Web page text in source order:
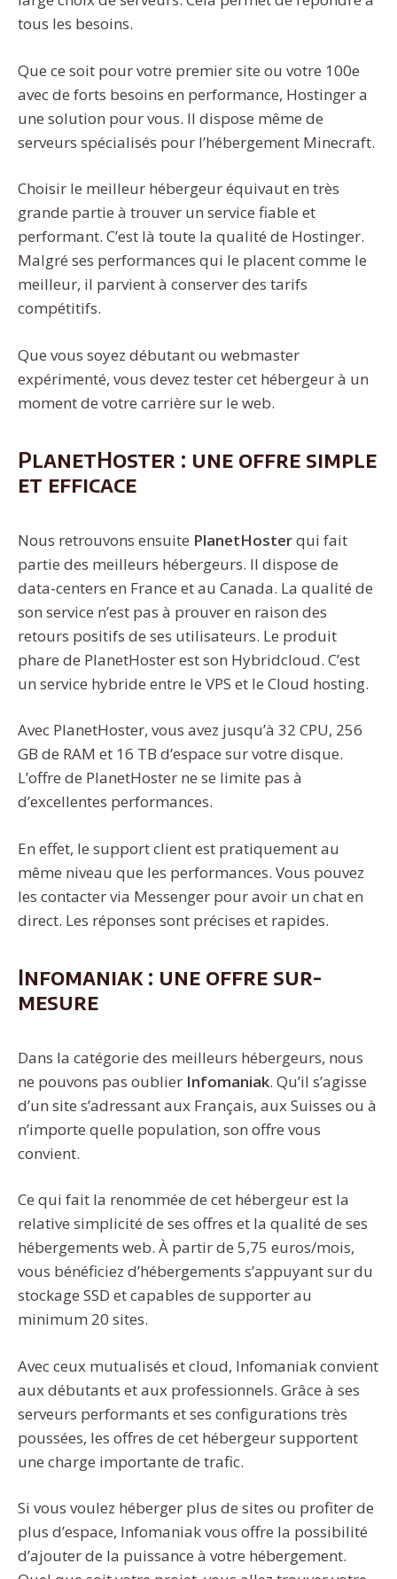
tous les besoins.
Que ce soit pour votre premier site ou votre 100e
avec de forts besoins en performance, Hostinger a
une solution pour vous. Il dispose même de
serveurs spécialisés pour l’hébergement Minecraft.
Choisir le meilleur hébergeur équivaut en très
grande partie à trouver un service fiable et
performant. C’est là toute la qualité de Hostinger.
Malgré ses performances qui le placent comme le
meilleur, il parvient à conserver des tarifs
compétitifs.
Que vous soyez débutant ou webmaster
expérimenté, vous devez tester cet hébergeur à un
moment de votre carrière sur le web.
PlanetHoster : une offre simple
et efficace
Nous retrouvons ensuite PlanetHosterqui fait
partie des meilleurs hébergeurs. Il dispose de
data-centers en France et au Canada. La qualité de
son service n’est pas à prouver en raison des
retours positifs de ses utilisateurs. Le produit
phare de PlanetHoster est son Hybridcloud. C’est
un service hybride entre le VPS et le Cloud hosting.
Avec PlanetHoster, vous avez jusqu’à 32 CPU, 256
GB de RAM et 16 TB d’espace sur votre disque.
L’offre de PlanetHoster ne se limite pas à
d’excellentes performances.
En effet, le support client est pratiquement au
même niveau que les performances. Vous pouvez
les contacter via Messenger pour avoir un chat en
direct. Les réponses sont précises et rapides.
Infomaniak : une offre sur-
mesure
Dans la catégorie des meilleurs hébergeurs, nous
ne pouvons pas oublier Infomaniak. Qu’il s’agisse
d’un site s’adressant aux Français, aux Suisses ou à
n’importe quelle population, son offre vous
convient.
Ce qui fait la renommée de cet hébergeur est la
relative simplicité de ses offres et la qualité de ses
hébergements web. À partir de 5,75 euros/mois,
vous bénéficiez d’hébergements s’appuyant sur du
stockage SSD et capables de supporter au
minimum 20 sites.
Avec ceux mutualisés et cloud, Infomaniak convient
aux débutants et aux professionnels. Grâce à ses
serveurs performants et ses configurations très
poussées, les offres de cet hébergeur supportent
une charge importante de trafic.
Si vous voulez héberger plus de sites ou profiter de
plus d’espace, Infomaniak vous offre la possibilité
d’ajouter de la puissance à votre hébergement.